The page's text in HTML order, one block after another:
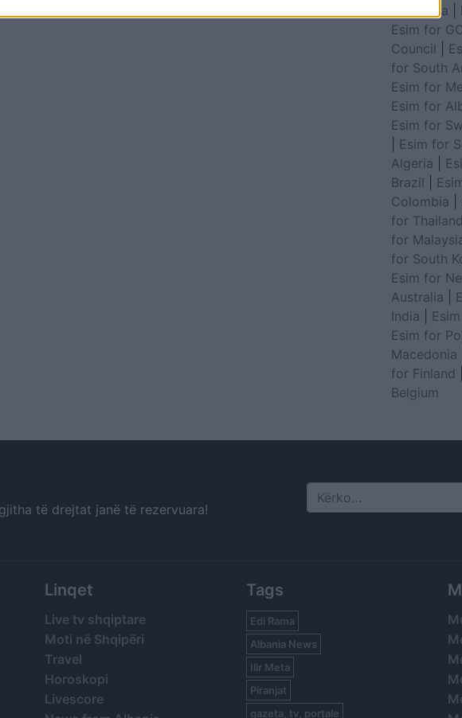
for Africa
Esim for
Council
for South
Esim for
Esim for
Esim for
Esim for
Algeria
Brazil
Colombia
for Thailand
for
for South
Esim for
Australia
India
Esim for
Macedonia
for Finland
Belgium
të drejtat janë të rezervuara! Search
Linqet
Live tv shqiptare
Moti në Shqipëri
Travel
Horoskopi
Livescore
Tags
Edi Rama
Albania News
Ilir Meta
Piranjat
gazeta, tv, portale